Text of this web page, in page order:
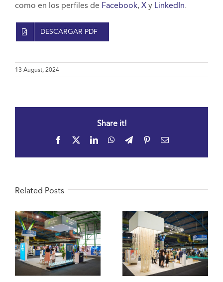
como en los perfiles de Facebook, Xy LinkedIn.
DESCARGAR PDF
13 August, 2024
Share it!
Facebook LinkedInWhatsApp
TelegramPinterestEmail
Related Posts